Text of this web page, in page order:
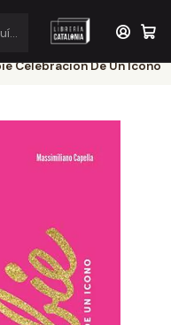
RM por compras sobre
Celebracion De Un Icono